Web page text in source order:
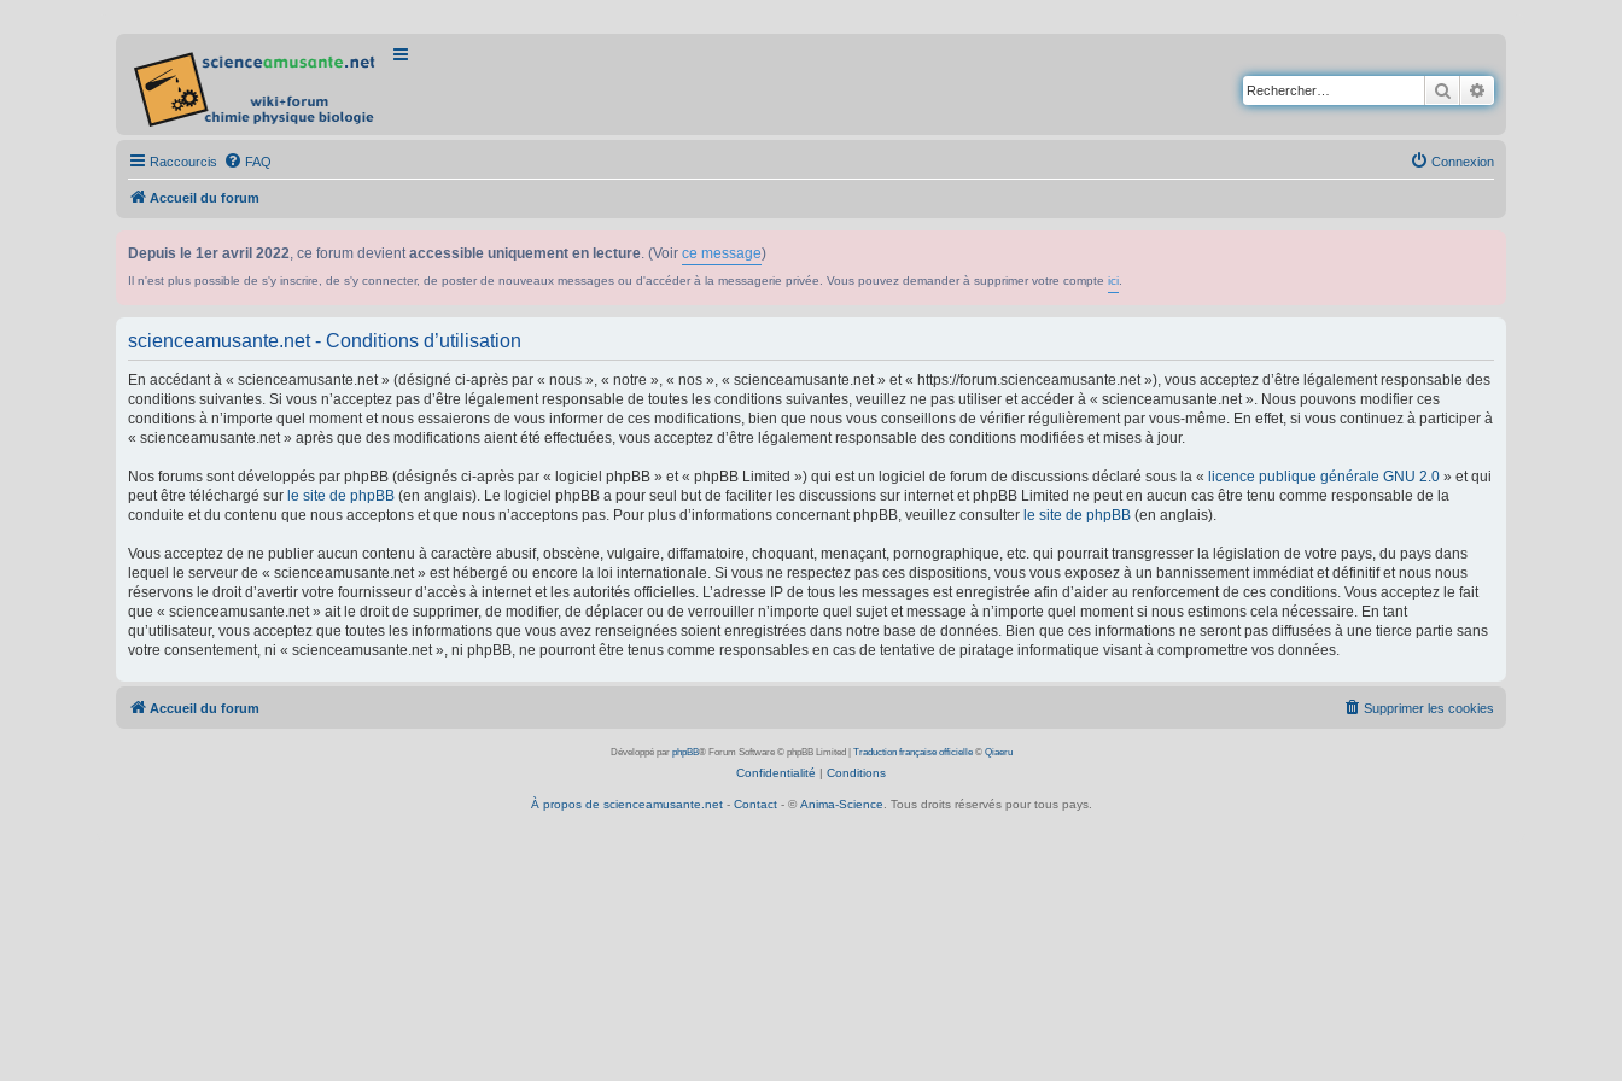
Rechercher
Raccourcis FAQ Connexion
Accueil du forum
Depuis le 1er avril 2022, ce forum devientaccessible uniquement en lecture. (Voir ce message)
Il n'est plus possible de s'y inscrire, de s'y connecter, de poster de nouveaux messages ou d'accéder à la messagerie privée. Vous pouvez demander à supprimer votre compte ici
scienceamusante.net - Conditions d’utilisation
En accédant à « scienceamusante.net » (désigné ci-après par « nous », « notre », « nos », « scienceamusante.net » et « https://forum.scienceamusante.net »), vous acceptez d’être légalement responsable des
conditions suivantes. Si vous n’acceptez pas d’être légalement responsable de toutes les conditions suivantes, veuillez ne pas utiliser et accéder à « scienceamusante.net ». Nous pouvons modifier ces
conditions à n’importe quel moment et nous essaierons de vous informer de ces modifications, bien que nous vous conseillons de vérifier régulièrement par vous-même. En effet, si vous continuez à participer à
« scienceamusante.net » après que des modifications aient été effectuées, vous acceptez d’être légalement responsable des conditions modifiées et mises à jour.
Nos forums sont développés par phpBB (désignés ci-après par « logiciel phpBB » et « phpBB Limited ») qui est un logiciel de forum de discussions déclaré sous la « licence publique générale GNU 2.0 » et qui
peut être téléchargé sur le site de phpBB (en anglais). Le logiciel phpBB a pour seul but de faciliter les discussions sur internet et phpBB Limited ne peut en aucun cas être tenu comme responsable de la
conduite et du contenu que nous acceptons et que nous n’acceptons pas. Pour plus d’informations concernant phpBB, veuillez consulter le site de phpBB (en anglais).
Vous acceptez de ne publier aucun contenu à caractère abusif, obscène, vulgaire, diffamatoire, choquant, menaçant, pornographique, etc. qui pourrait transgresser la législation de votre pays, du pays dans
lequel le serveur de « scienceamusante.net » est hébergé ou encore la loi internationale. Si vous ne respectez pas ces dispositions, vous vous exposez à un bannissement immédiat et définitif et nous nous
réservons le droit d’avertir votre fournisseur d’accès à internet et les autorités officielles. L’adresse IP de tous les messages est enregistrée afin d’aider au renforcement de ces conditions. Vous acceptez le fait
que « scienceamusante.net » ait le droit de supprimer, de modifier, de déplacer ou de verrouiller n’importe quel sujet et message à n’importe quel moment si nous estimons cela nécessaire. En tant
qu’utilisateur, vous acceptez que toutes les informations que vous avez renseignées soient enregistrées dans notre base de données. Bien que ces informations ne seront pas diffusées à une tierce partie sans
votre consentement, ni « scienceamusante.net », ni phpBB, ne pourront être tenus comme responsables en cas de tentative de piratage informatique visant à compromettre vos données.
Accueil du forum Supprimer les cookies
Développé par phpBB® Forum Software © phpBB Limited Traduction française officielle© Qiaeru
Confidentialité | Conditions
À propos de scienceamusante.net- Contact- © Anima-Science . Tous droits réservés pour tous pays.